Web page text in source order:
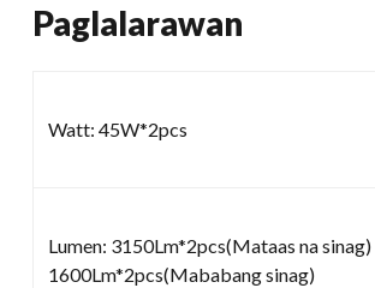
Paglalarawan
Watt: 45W*2pcs
Lumen: 3150Lm*2pcs(Mataas na sinag)
1600Lm*2pcs(Mababang sinag)